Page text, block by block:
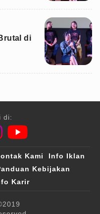
di
di:
Kami
Info Iklan
Kebijakan
Karir